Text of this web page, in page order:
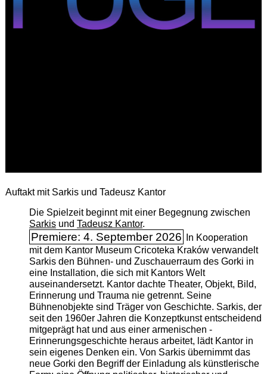
Auftakt mit Sarkis und Tadeusz Kantor
Die Spielzeit beginnt mit einer Begegnung zwischen
Sarkisund Tadeusz Kantor.
Premiere: 4. September 2026
In Kooperation
mit dem Kantor Museum Cricoteka Kraków verwandelt
Sarkis den Bühnen- und Zuschauerraum des Gorki in
eine Installation, die sich mit Kantors Welt
auseinandersetzt. Kantor dachte Theater, Objekt, Bild,
Erinnerung und Trauma nie getrennt. Seine
Bühnenobjekte sind Träger von Geschichte. Sarkis, der
seit den 1960er Jahren die Konzeptkunst entscheidend
mitgeprägt hat und aus einer armenischen ­
Erinnerungsgeschichte heraus arbeitet, lädt Kantor in
sein eigenes Denken ein. Von Sarkis übernimmt das
neue Gorki den Begriff der Einladung als künstlerische